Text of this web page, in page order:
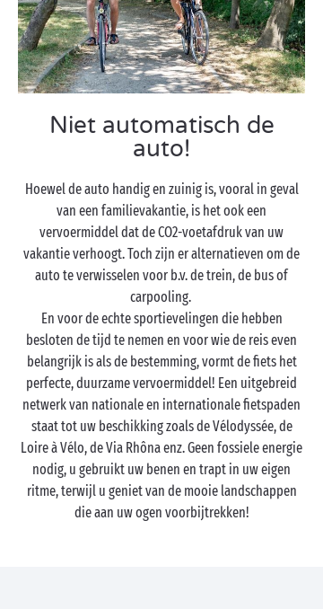
Niet automatisch de
auto!
Hoewel de auto handig en zuinig is, vooral in geval
van een familievakantie, is het ook een
vervoermiddel dat de CO2-voetafdruk van uw
vakantie verhoogt. Toch zijn er alternatieven om de
auto te verwisselen voor b.v. de trein, de bus of
carpooling.
En voor de echte sportievelingen die hebben
besloten de tijd te nemen en voor wie de reis even
belangrijk is als de bestemming, vormt de fiets het
perfecte, duurzame vervoermiddel! Een uitgebreid
netwerk van nationale en internationale fietspaden
staat tot uw beschikking zoals de Vélodyssée, de
Loire à Vélo, de Via Rhôna enz. Geen fossiele energie
nodig, u gebruikt uw benen en trapt in uw eigen
ritme, terwijl u geniet van de mooie landschappen
die aan uw ogen voorbijtrekken!